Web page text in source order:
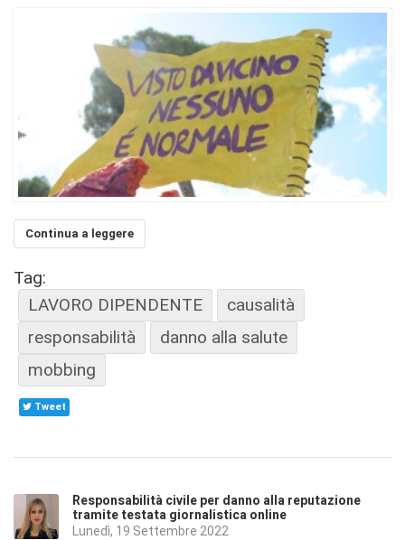
Continua a leggere
Tag:
LAVORO DIPENDENTE
causalità
responsabilità
danno alla salute
mobbing
Tweet
Responsabilità civile per danno alla reputazione
tramite testata giornalistica online
Lunedì, 19 Settembre 2022